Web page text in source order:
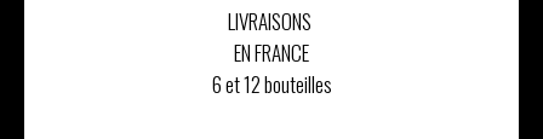
LIVRAISONS
EN FRANCE
6 et 12 bouteilles